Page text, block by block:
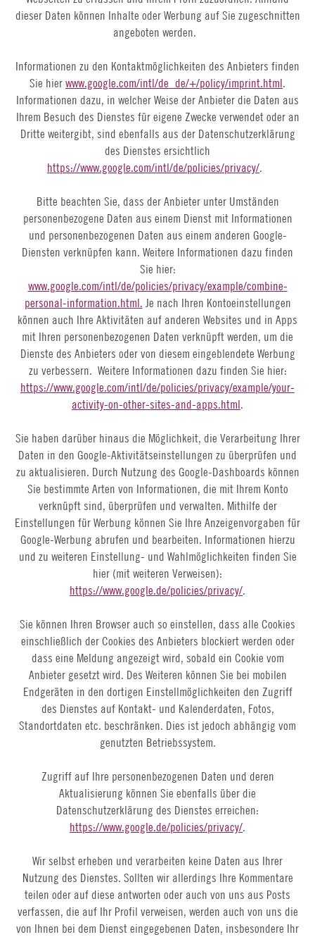
dieser Daten können Inhalte oder Werbung auf Sie zugeschnitten
angeboten werden.
Informationen zu den Kontaktmöglichkeiten des Anbieters finden
Sie hier www.google.com/intl/de_de/+/policy/imprint.html.
Informationen dazu, in welcher Weise der Anbieter die Daten aus
Ihrem Besuch des Dienstes für eigene Zwecke verwendet oder an
Dritte weitergibt, sind ebenfalls aus der Datenschutzerklärung
des Dienstes ersichtlich
https://www.google.com/intl/de/policies/privacy/.
Bitte beachten Sie, dass der Anbieter unter Umständen
personenbezogene Daten aus einem Dienst mit Informationen
und personenbezogenen Daten aus einem anderen Google-
Diensten verknüpfen kann. Weitere Informationen dazu finden
Sie hier:
www.google.com/intl/de/policies/privacy/example/combine-
personal-information.html. Je nach Ihren Kontoeinstellungen
können auch Ihre Aktivitäten auf anderen Websites und in Apps
mit Ihren personenbezogenen Daten verknüpft werden, um die
Dienste des Anbieters oder von diesem eingeblendete Werbung
zu verbessern. Weitere Informationen dazu finden Sie hier:
https://www.google.com/intl/de/policies/privacy/example/your-
activity-on-other-sites-and-apps.html.
Sie haben darüber hinaus die Möglichkeit, die Verarbeitung Ihrer
Daten in den Google-Aktivitätseinstellungen zu überprüfen und
zu aktualisieren. Durch Nutzung des Google-Dashboards können
Sie bestimmte Arten von Informationen, die mit Ihrem Konto
verknüpft sind, überprüfen und verwalten. Mithilfe der
Einstellungen für Werbung können Sie Ihre Anzeigenvorgaben für
Google-Werbung abrufen und bearbeiten. Informationen hierzu
und zu weiteren Einstellung- und Wahlmöglichkeiten finden Sie
hier (mit weiteren Verweisen):
https://www.google.de/policies/privacy/.
Sie können Ihren Browser auch so einstellen, dass alle Cookies
einschließlich der Cookies des Anbieters blockiert werden oder
dass eine Meldung angezeigt wird, sobald ein Cookie vom
Anbieter gesetzt wird. Des Weiteren können Sie bei mobilen
Endgeräten in den dortigen Einstellmöglichkeiten den Zugriff
des Dienstes auf Kontakt- und Kalenderdaten, Fotos,
Standortdaten etc. beschränken. Dies ist jedoch abhängig vom
genutzten Betriebssystem.
Zugriff auf Ihre personenbezogenen Daten und deren
Aktualisierung können Sie ebenfalls über die
Datenschutzerklärung des Dienstes erreichen:
https://www.google.de/policies/privacy/.
Wir selbst erheben und verarbeiten keine Daten aus Ihrer
Nutzung des Dienstes. Sollten wir allerdings Ihre Kommentare
teilen oder auf diese antworten oder auch von uns aus Posts
verfassen, die auf Ihr Profil verweisen, werden auch von uns die
von Ihnen bei dem Dienst eingegebenen Daten, insbesondere Ihr